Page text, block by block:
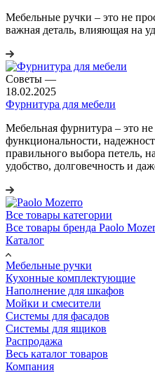
Мебельные ручки – это не
важная деталь, влияющая на
Советы —
18.02.2025
Фурнитура для мебели
Мебельная фурнитура – это
функциональности,
правильного выбора петель,
удобство, долговечность и
Все товары категории
Все товары бренда Paolo
Каталог
Мебельные ручки
Кухонные комплектующие
Наполнение для шкафов
Мойки и смесители
Системы для фасадов
Системы для ящиков
Распродажа
Весь каталог товаров
Компания